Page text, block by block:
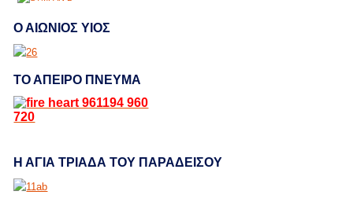
Ο ΑΙΩΝΙΟΣ ΥΙΟΣ
ΤΟ ΑΠΕΙΡΟ ΠΝΕΥΜΑ
Η ΑΓΙΑ ΤΡΙΑΔΑ ΤΟΥ ΠΑΡΑΔΕΙΣΟΥ